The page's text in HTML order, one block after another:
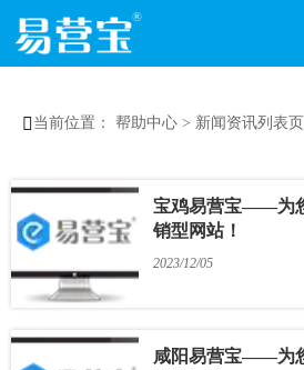
 当前位置： 帮助中心 > 新闻资讯列表页
宝鸡易营宝——为
销型网站！
2023/12/05
咸阳易营宝——为